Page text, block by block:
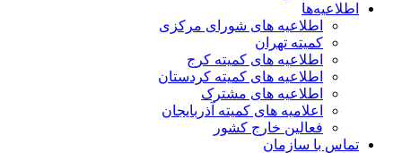
اطلاعیه‌ها
اطلاعیه های شورای مرکزی
کمیته تهران
اطلاعیه های کمیته کرج
اطلاعیه های کمیته کردستان
اطلاعیه های مشترک
اعلامیه های کمیته آذربایجان
فعالین خارج کشور
تماس با سازمان